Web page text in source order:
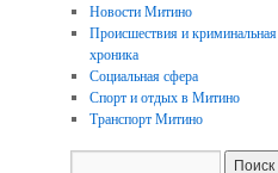
Новости Митино
Происшествия и криминальная
хроника
Социальная сфера
Спорт и отдых в Митино
Транспорт Митино